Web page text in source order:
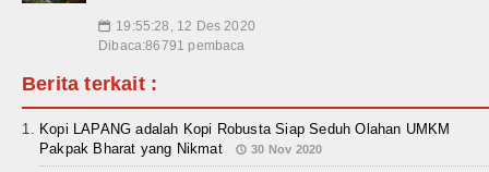
📅 19:55:28, 12 Des 2020
Dibaca:86791 pembaca
Berita terkait :
Kopi LAPANG adalah Kopi Robusta Siap Seduh Olahan UMKM
Pakpak Bharat yang Nikmat
30 Nov 2020